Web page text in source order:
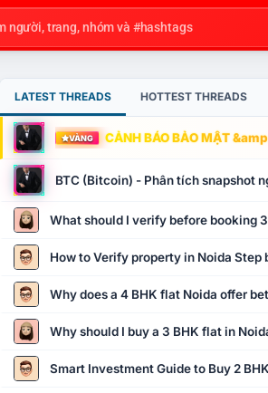
LATEST THREADS HOTTEST THREADS
VÀNG CẢNH BÁO BẢO MẬT
BTC (Bitcoin) - Phân tích snapshot
What should I verify before booking
How to Verify property in Noida Step
Why does a 4 BHK flat Noida offer
Why should I buy a 3 BHK flat in
Smart Investment Guide to Buy 2